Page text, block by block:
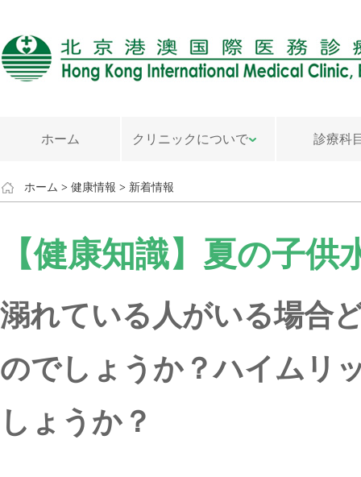
ホーム クリニックについで 診療科
ホーム > 健康情報 > 新着情報
【健康知識】夏の子供
溺れている人がいる場合
のでしょうか？ハイムリ
しょうか？